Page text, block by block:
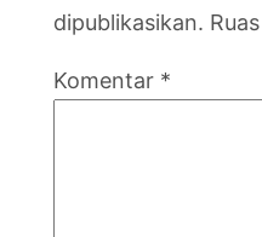
dipublikasikan.
Komentar *